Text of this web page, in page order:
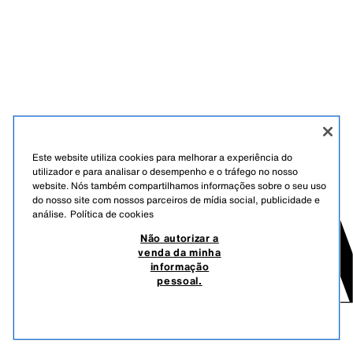
Este website utiliza cookies para melhorar a experiência do
utilizador e para analisar o desempenho e o tráfego no nosso
website. Nós também compartilhamos informações sobre o seu uso
do nosso site com nossos parceiros de mídia social, publicidade e
análise. Política de cookies
Não autorizar a
venda da minha
informação
pessoal.